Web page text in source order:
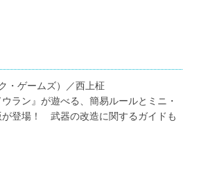
・ゲームズ）／西上柾
ラン』が遊べる、簡易ルールとミニ・
が登場！ 武器の改造に関するガイドも